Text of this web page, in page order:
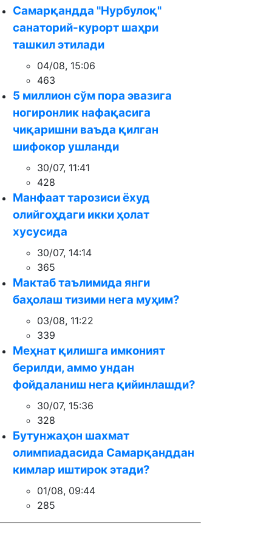
Самарқандда "Нурбулоқ"
санаторий-курорт шаҳри
ташкил этилади
04/08, 15:06
463
5 миллион сўм пора эвазига
ногиронлик нафақасига
чиқаришни ваъда қилган
шифокор ушланди
30/07, 11:41
428
Манфаат тарозиси ёхуд
олийгоҳдаги икки ҳолат
хусусида
30/07, 14:14
365
Мактаб таълимида янги
баҳолаш тизими нега муҳим?
03/08, 11:22
339
Меҳнат қилишга имконият
берилди, аммо ундан
фойдаланиш нега қийинлашди?
30/07, 15:36
328
Бутунжаҳон шахмат
олимпиадасида Самарқанддан
кимлар иштирок этади?
01/08, 09:44
285